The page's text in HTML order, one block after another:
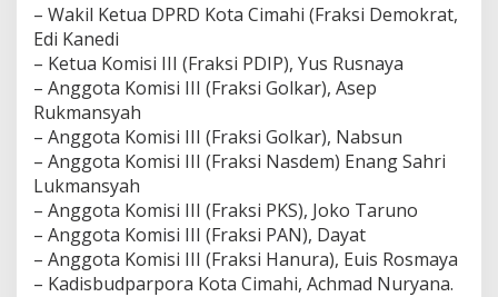
– Wakil Ketua DPRD Kota Cimahi (Fraksi Demokrat,
Edi Kanedi
– Ketua Komisi III (Fraksi PDIP), Yus Rusnaya
– Anggota Komisi III (Fraksi Golkar), Asep
Rukmansyah
– Anggota Komisi III (Fraksi Golkar), Nabsun
– Anggota Komisi III (Fraksi Nasdem) Enang Sahri
Lukmansyah
– Anggota Komisi III (Fraksi PKS), Joko Taruno
– Anggota Komisi III (Fraksi PAN), Dayat
– Anggota Komisi III (Fraksi Hanura), Euis Rosmaya
– Kadisbudparpora Kota Cimahi, Achmad Nuryana.